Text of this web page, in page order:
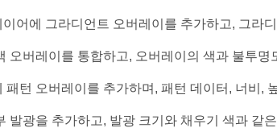
어에 그라디언트 오버레이를 추가하고, 그라
오버레이를 통합하고, 오버레이의 색과 불투명
패턴 오버레이를 추가하며, 패턴 데이터, 너비,
발광을 추가하고, 발광 크기와 채우기 색과 같